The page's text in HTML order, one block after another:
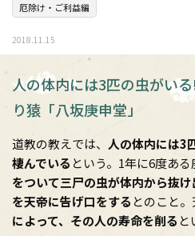
厄除け・ご利益編
2018.11.15
人の体内には3匹の虫がい
り猿「八坂庚申堂」
道教の教えでは、 人の体内には3
棲んでいる という。1年に6度ある
をついて三尸の虫が体内から抜
を天帝に告げ口をする とのこと
によって、その人の寿命を削る と